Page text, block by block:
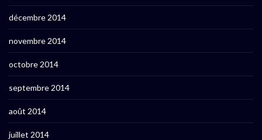
décembre 2014
novembre 2014
octobre 2014
septembre 2014
août 2014
juillet 2014